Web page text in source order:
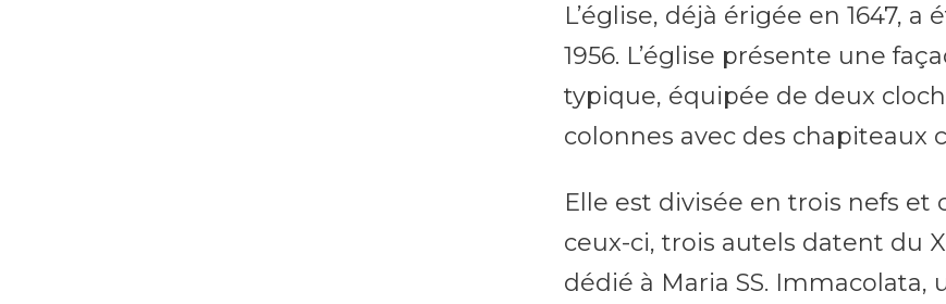
L’église, déjà érigée en 1647, a
1956. L’église présente une
typique, équipée de deux
colonnes avec des chapiteaux
Elle est divisée en trois nefs
ceux-ci, trois autels datent du
dédié à Maria SS. Immacolata,